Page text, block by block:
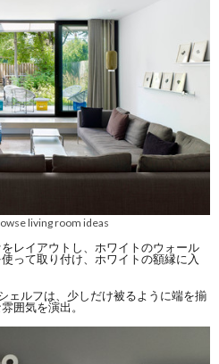
living room ideas
レイアウトし、ホワイトのウォール
って取り付け、ホワイトの額縁に入
ェルフは、少しだけ被るように端を揃
囲気を演出。